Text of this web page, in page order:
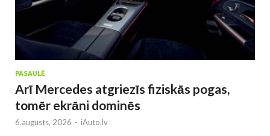
PASAULĒ
Arī Mercedes atgriezīs fiziskās pogas,
tomēr ekrāni dominēs
6.augusts, 2026 - iAuto.lv